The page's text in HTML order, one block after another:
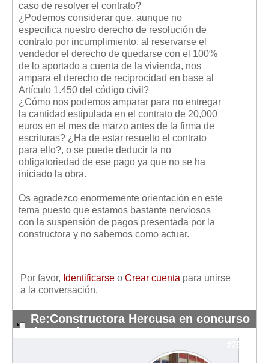
caso de resolver el contrato?
¿Podemos considerar que, aunque no
especifica nuestro derecho de resolución de
contrato por incumplimiento, al reservarse el
vendedor el derecho de quedarse con el 100%
de lo aportado a cuenta de la vivienda, nos
ampara el derecho de reciprocidad en base al
Artículo 1.450 del código civil?
¿Cómo nos podemos amparar para no entregar
la cantidad estipulada en el contrato de 20,000
euros en el mes de marzo antes de la firma de
escrituras? ¿Ha de estar resuelto el contrato
para ello?, o se puede deducir la no
obligatoriedad de ese pago ya que no se ha
iniciado la obra.
Os agradezco enormemente orientación en este
tema puesto que estamos bastante nerviosos
con la suspensión de pagos presentada por la
constructora y no sabemos como actuar.
Por favor, Identificarse o Crear cuenta para unirse
a la conversación.
Re:Constructora Hercusa en concurso
de acredores
#7674